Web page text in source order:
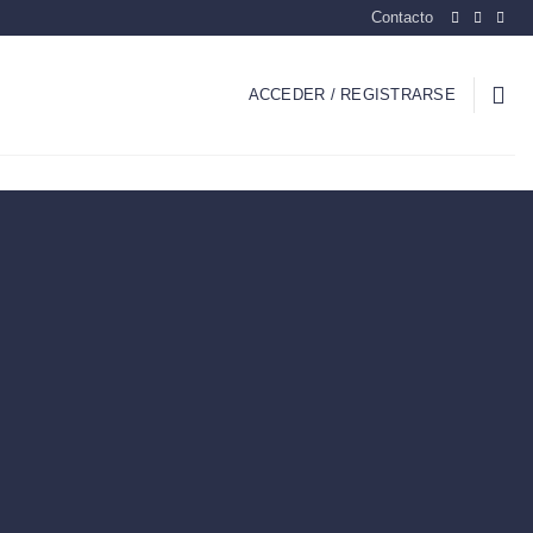
Contacto
ACCEDER / REGISTRARSE